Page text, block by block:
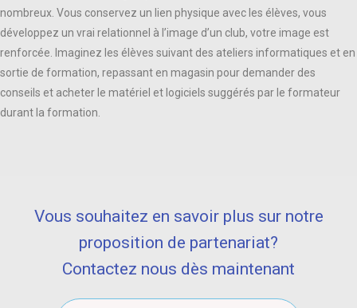
nombreux. Vous conservez un lien physique avec les élèves, vous
développez un vrai relationnel à l’image d’un club, votre image est
renforcée. Imaginez les élèves suivant des ateliers informatiques et en
sortie de formation, repassant en magasin pour demander des
conseils et acheter le matériel et logiciels suggérés par le formateur
durant la formation.
Vous souhaitez en savoir plus sur notre
proposition de partenariat?
Contactez nous dès maintenant